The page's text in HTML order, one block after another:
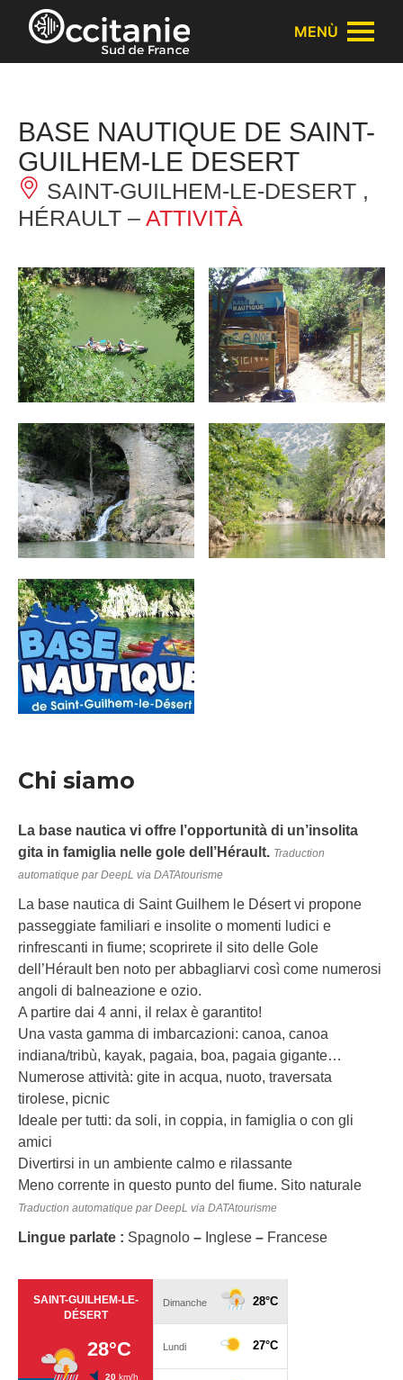
Pannello di gestione dei cookies
MENÙ
BASE NAUTIQUE DE SAINT-
GUILHEM-LE DESERT
SAINT-GUILHEM-LE-DESERT ,
HÉRAULT – ATTIVITÀ
Chi siamo
La base nautica vi offre l’opportunità di un’insolita
gita in famiglia nelle gole dell’Hérault. Traduction
automatique par DeepL via DATAtourisme
La base nautica di Saint Guilhem le Désert vi propone
passeggiate familiari e insolite o momenti ludici e
rinfrescanti in fiume; scoprirete il sito delle Gole
dell’Hérault ben noto per abbagliarvi così come numerosi
angoli di balneazione e ozio.
A partire dai 4 anni, il relax è garantito!
Una vasta gamma di imbarcazioni: canoa, canoa
indiana/tribù, kayak, pagaia, boa, pagaia gigante…
Numerose attività: gite in acqua, nuoto, traversata
tirolese, picnic
Ideale per tutti: da soli, in coppia, in famiglia o con gli
amici
Divertirsi in un ambiente calmo e rilassante
Meno corrente in questo punto del fiume. Sito naturale
Traduction automatique par DeepL via DATAtourisme
Lingue parlate : Spagnolo – Inglese – Francese